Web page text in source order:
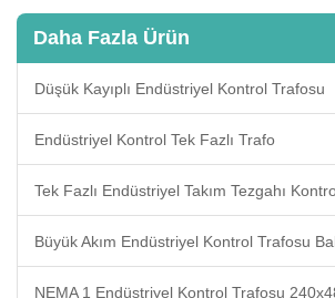
Daha Fazla Ürün
Düşük Kayıplı Endüstriyel Kontrol Trafosu
Endüstriyel Kontrol Tek Fazlı Trafo